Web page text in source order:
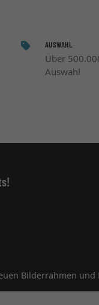
AUSWAHL
Über
Auswahl
Bilderrahmen